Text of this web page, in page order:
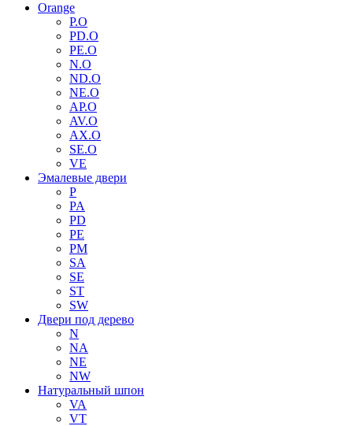
Orange
P.O
PD.O
PE.O
N.O
ND.O
NE.O
AP.O
AV.O
AX.O
SE.O
VE
Эмалевые двери
P
PA
PD
PE
PM
SA
SE
ST
SW
Двери под дерево
N
NA
NE
NW
Натуральный шпон
VA
VT